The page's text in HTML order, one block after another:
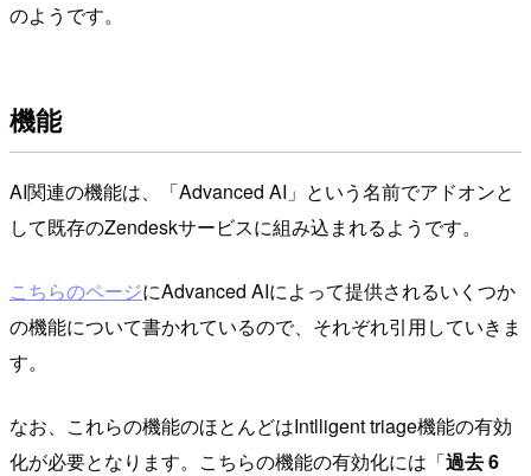
のようです。
機能
AI関連の機能は、「Advanced AI」という名前でアドオンと
して既存のZendeskサービスに組み込まれるようです。
こちらのページにAdvanced AIによって提供されるいくつか
の機能について書かれているので、それぞれ引用していきま
す。
なお、これらの機能のほとんどはIntlligent triage機能の有効
化が必要となります。こちらの機能の有効化には「過去 6